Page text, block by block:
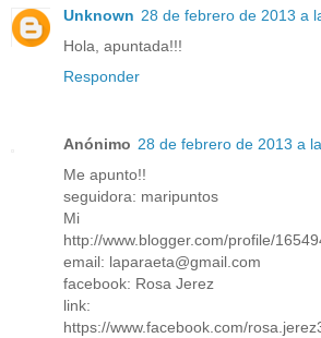
Unknown 28 de febrero de 2013 a
Hola, apuntada!!!
Responder
Anónimo 28 de febrero de 2013 a
Me apunto!!
seguidora: maripuntos
Mi
http://www.blogger.com/profile/
email: laparaeta@gmail.com
facebook: Rosa Jerez
link:
https://www.facebook.com/